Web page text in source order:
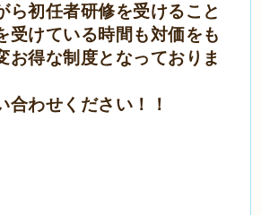
ら初任者研修を受けること
受けている時間も対価をも
お得な制度となっておりま
合わせください！！